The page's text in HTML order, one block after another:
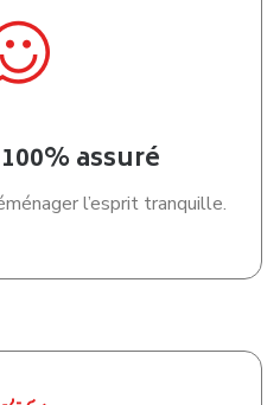
assuré
l’esprit tranquille.